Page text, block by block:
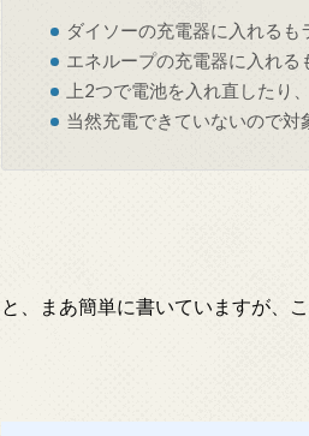
ダイソーの充電器に入れるも
エネループの充電器に入れる
上2つで電池を入れ直したり
当然充電できていないので
と、まあ簡単に書いていますが、